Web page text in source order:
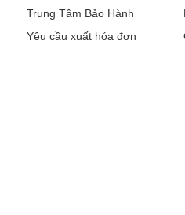
Trung Tâm Bảo Hành
Yêu cầu xuất hóa đơn